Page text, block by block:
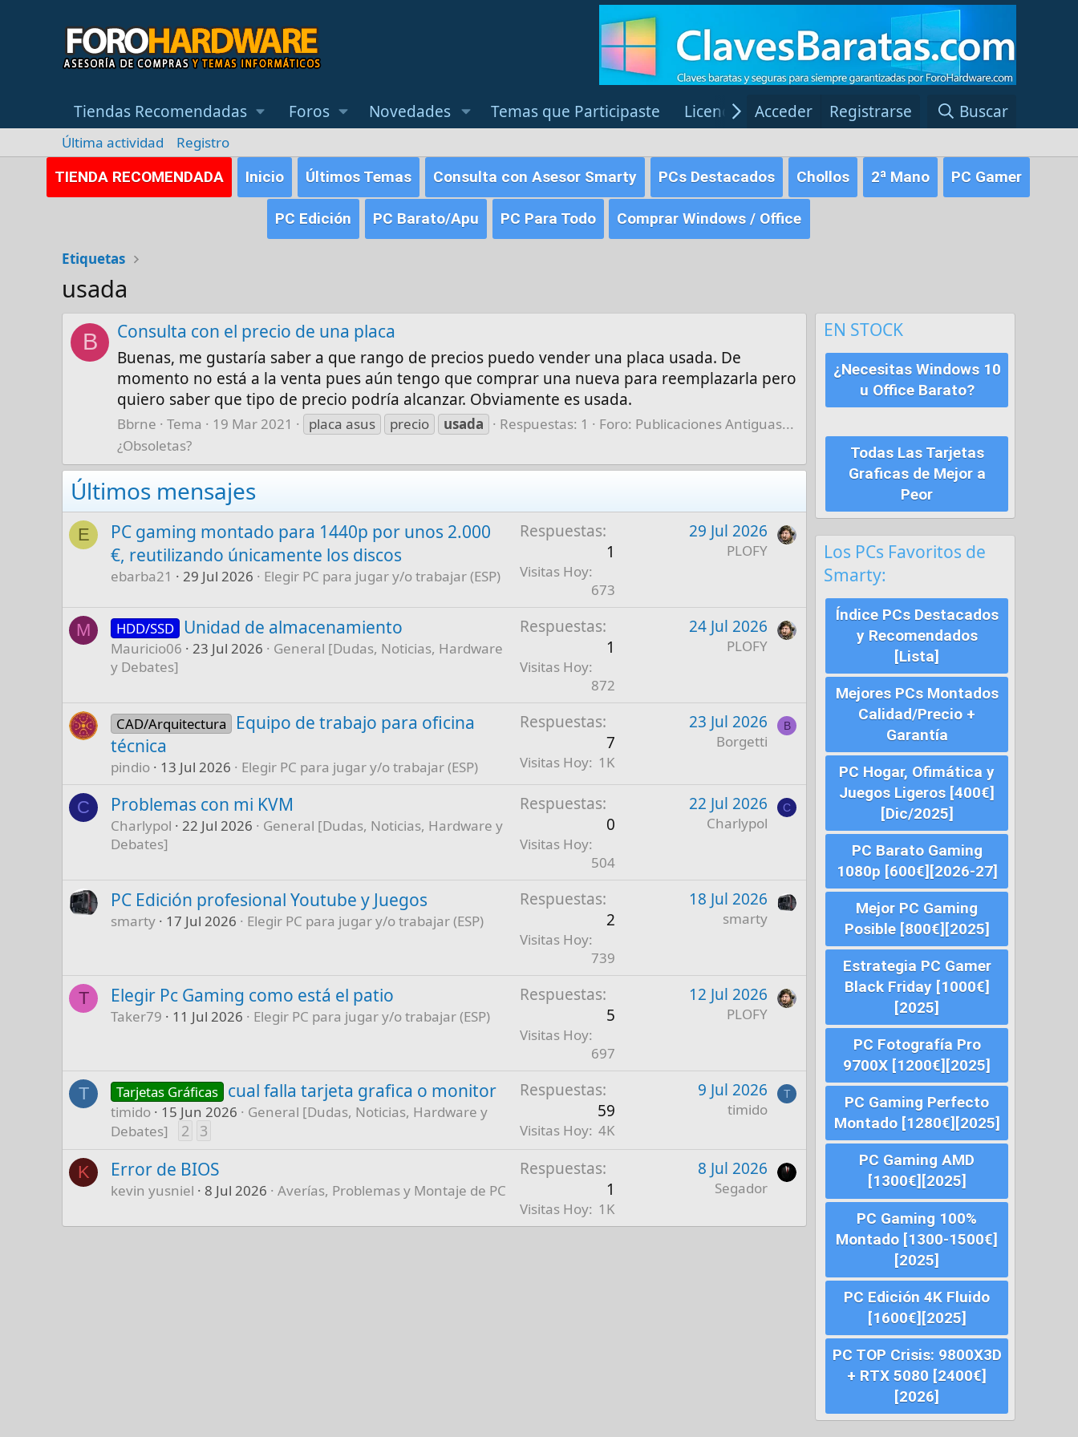
Tiendas Recomendadas Foros Novedades Temas que Participaste Licencias Windows Red Fansite.es
Acceder Registrarse Buscar
Última actividad
Registro
TIENDA RECOMENDADA
Inicio Últimos Temas Consulta con Asesor Smarty PCs Destacados Chollos 2ª Mano PC Gamer
PC Edición PC Barato/Apu PC Para Todo Comprar Windows / Office
Etiquetas
usada
B Consulta con el precio de una placa
Buenas, me gustaría saber a que rango de precios puedo vender una placa usada. De
momento no está a la venta pues aún tengo que comprar una nueva para reemplazarla pero
quiero saber que tipo de precio podría alcanzar. Obviamente es usada.
Bbrne Tema 19 Mar 2021 placa asus precio usada Respuestas: 1 Foro: Publicaciones Antiguas...
¿Obsoletas?
Últimos mensajes
E
PC gaming montado para 1440p por unos 2.000
€, reutilizando únicamente los discos
ebarba21 29 Jul 2026 Elegir PC para jugar y/o trabajar (ESP)
Respuestas
1
Visitas Hoy
673
29 Jul 2026
PLOFY
M HDD/SSD Unidad de almacenamiento
Mauricio06 23 Jul 2026
General [Dudas, Noticias, Hardware
y Debates]
Respuestas
1
Visitas Hoy
872
24 Jul 2026
PLOFY
CAD/Arquitectura
Equipo de trabajo para oficina
técnica
pindio 13 Jul 2026 Elegir PC para jugar y/o trabajar (ESP)
Respuestas
7
Visitas Hoy 1K
23 Jul 2026
Borgetti
B
C Problemas con mi KVM
Charlypol 22 Jul 2026
General [Dudas, Noticias, Hardware y
Debates]
Respuestas
0
Visitas Hoy
504
22 Jul 2026
Charlypol
C
PC Edición profesional Youtube y Juegos
smarty 17 Jul 2026 Elegir PC para jugar y/o trabajar (ESP)
Respuestas
2
Visitas Hoy
739
18 Jul 2026
smarty
T Elegir Pc Gaming como está el patio
Taker79 11 Jul 2026 Elegir PC para jugar y/o trabajar (ESP)
Respuestas
5
Visitas Hoy
697
12 Jul 2026
PLOFY
T Tarjetas Gráficas cual falla tarjeta grafica o monitor
timido 15 Jun 2026
General [Dudas, Noticias, Hardware y
Debates]
2 3
Respuestas
59
Visitas Hoy 4K
9 Jul 2026
timido
T
K Error de BIOS
kevin yusniel 8 Jul 2026 Averías, Problemas y Montaje de PC
Respuestas
1
Visitas Hoy 1K
8 Jul 2026
Segador
EN STOCK
¿Necesitas Windows 10
u Office Barato?
Todas Las Tarjetas
Graficas de Mejor a
Peor
Los PCs Favoritos de
Smarty:
Índice PCs Destacados
y Recomendados
[Lista]
Mejores PCs Montados
Calidad/Precio +
Garantía
PC Hogar, Ofimática y
Juegos Ligeros [400€]
[Dic/2025]
PC Barato Gaming
1080p [600€][2026-27]
Mejor PC Gaming
Posible [800€][2025]
Estrategia PC Gamer
Black Friday [1000€]
[2025]
PC Fotografía Pro
9700X [1200€][2025]
PC Gaming Perfecto
Montado [1280€][2025]
PC Gaming AMD
[1300€][2025]
PC Gaming 100%
Montado [1300-1500€]
[2025]
PC Edición 4K Fluido
[1600€][2025]
PC TOP Crisis: 9800X3D
+ RTX 5080 [2400€]
[2026]